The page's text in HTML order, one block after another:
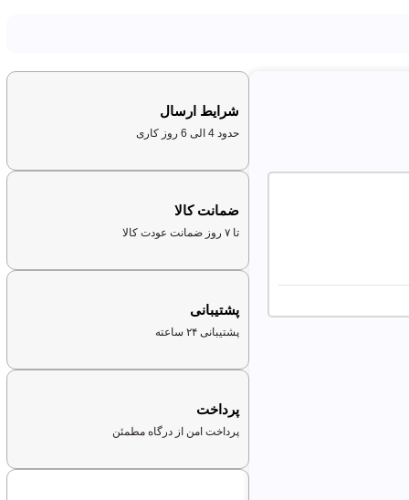
شرایط ارسال
حدود 4 الی 6 روز کاری
ضمانت کالا
تا ۷ روز ضمانت عودت کالا
پشتیبانی
پشتیبانی ۲۴ ساعته
پرداخت
پرداخت امن از درگاه مطمئن